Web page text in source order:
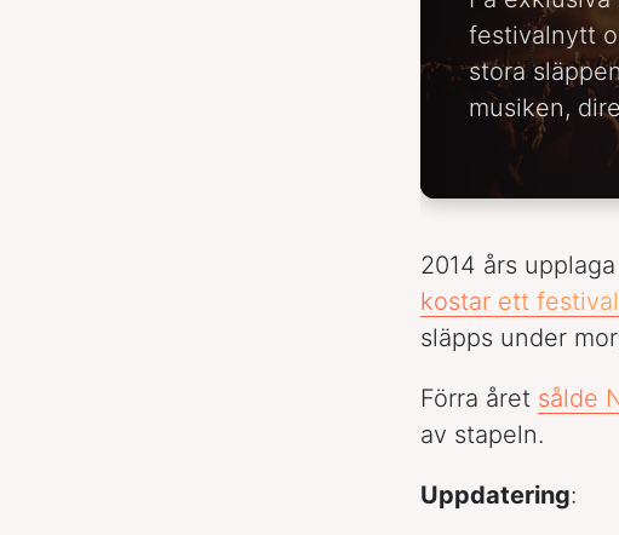
festivalnytt
stora
musiken,
2014 års
kostar ett
släpps under
Förra året sålde
av stapeln.
Uppdatering: